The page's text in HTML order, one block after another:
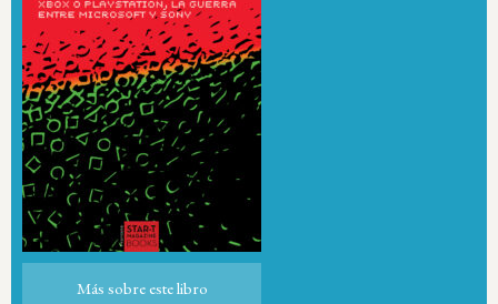
Más sobre este libro